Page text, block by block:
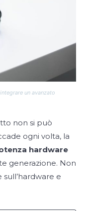
un avanzato
non si può
ogni volta, la
hardware
generazione. Non
e